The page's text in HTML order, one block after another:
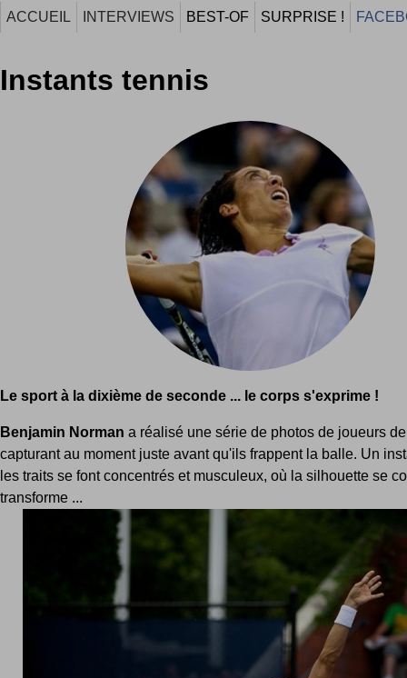
ACCUEIL INTERVIEWS BEST-OF SURPRISE !
Instants tennis
Le sport à la dixième de seconde ... le corps s'exprime !
Benjamin Norman a réalisé une série de photos de joueurs
capturant au moment juste avant qu'ils frappent la balle. Un
les traits se font concentrés et musculeux, où la silhouette se
transforme ...